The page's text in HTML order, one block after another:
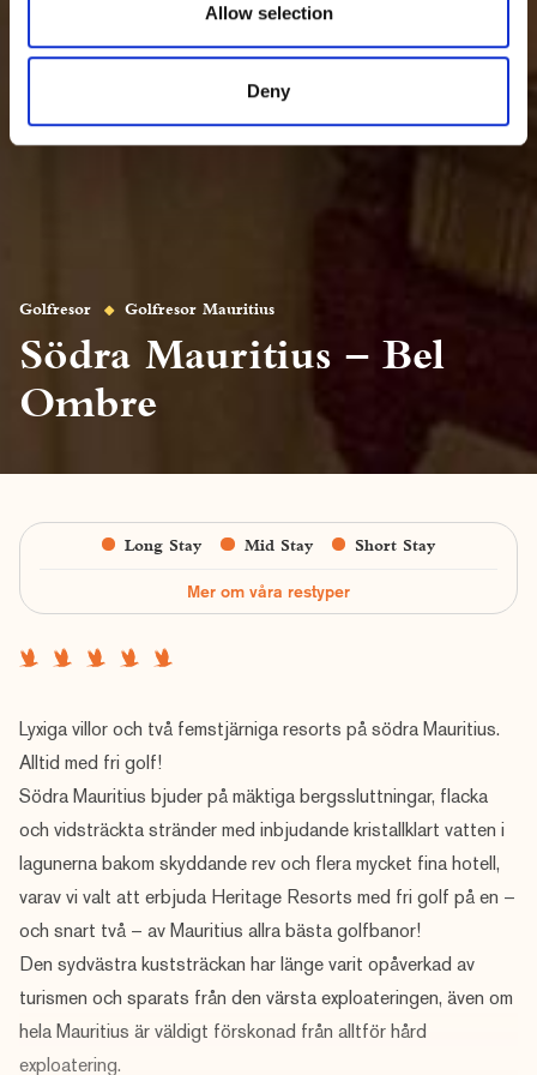
Allow selection
Deny
Golfresor Golfresor Mauritius
Södra Mauritius – Bel
Ombre
Long Stay Mid Stay Short Stay
Mer om våra restyper
Lyxiga villor och två femstjärniga resorts på södra Mauritius.
Alltid med fri golf!
Södra Mauritius bjuder på mäktiga bergssluttningar, flacka
och vidsträckta stränder med inbjudande kristallklart vatten i
lagunerna bakom skyddande rev och flera mycket fina hotell,
varav vi valt att erbjuda Heritage Resorts med fri golf på en –
och snart två – av Mauritius allra bästa golfbanor!
Den sydvästra kuststräckan har länge varit opåverkad av
turismen och sparats från den värsta exploateringen, även om
hela Mauritius är väldigt förskonad från alltför hård
exploatering.